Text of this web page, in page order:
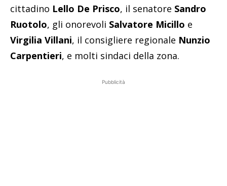
cittadino Lello De Prisco, il senatore Sandro
Ruotolo, gli onorevoli Salvatore Micillo e
Virgilia Villani, il consigliere regionale Nunzio
Carpentieri, e molti sindaci della zona.
Pubblicità